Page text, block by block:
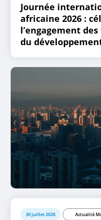
Journée
africaine 2026 :
l’engagement
du
30 juillet 2026 Actualité